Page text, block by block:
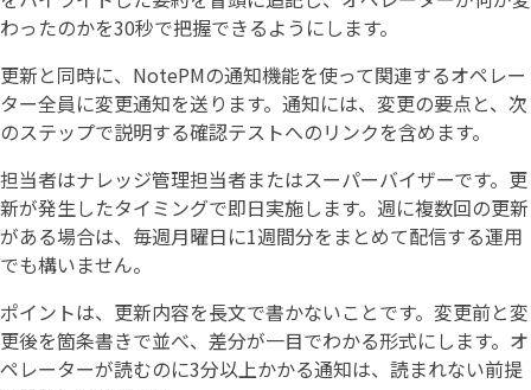
わったのかを30秒で把握できるようにします。
更新と同時に、NotePMの通知機能を使って関連するオペレー
ター全員に変更通知を送ります。通知には、変更の要点と、次
のステップで説明する確認テストへのリンクを含めます。
担当者はナレッジ管理担当者またはスーパーバイザーです。更
新が発生したタイミングで即日実施します。週に複数回の更新
がある場合は、毎週月曜日に1週間分をまとめて配信する運用
でも構いません。
ポイントは、更新内容を長文で書かないことです。変更前と変
更後を箇条書きで並べ、差分が一目でわかる形式にします。オ
ペレーターが読むのに3分以上かかる通知は、読まれない前提